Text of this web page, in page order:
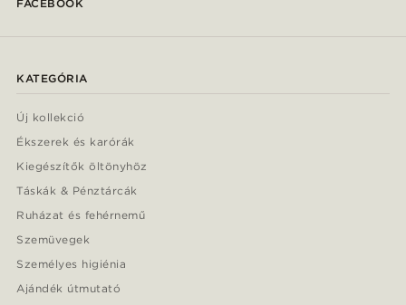
FACEBOOK
KATEGÓRIA
Új kollekció
Ékszerek és karórák
Kiegészítők öltönyhöz
Táskák & Pénztárcák
Ruházat és fehérnemű
Szemüvegek
Személyes higiénia
Ajándék útmutató